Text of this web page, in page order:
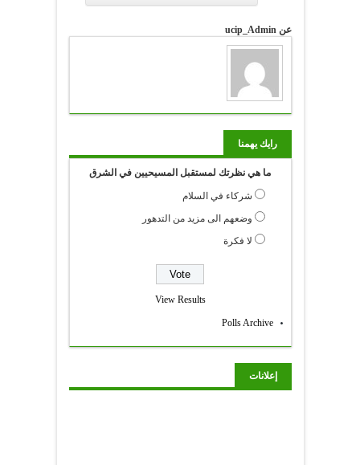
عن ucip_Admin
رايك يهمنا
ما هي نظرتك لمستقبل المسيحيين في الشرق
شركاء في السلام
وضعهم الى مزيد من التدهور
لا فكرة
View Results
Polls Archive
إعلانات